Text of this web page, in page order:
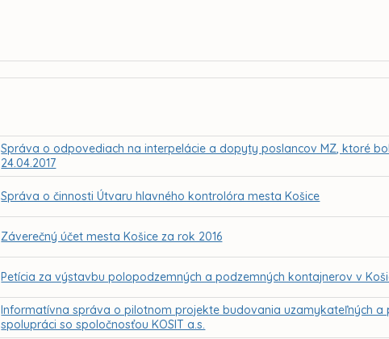
Správa o odpovediach na interpelácie a dopyty poslancov MZ, ktoré
24.04.2017
Správa o činnosti Útvaru hlavného kontrolóra mesta Košice
Záverečný účet mesta Košice za rok 2016
Petícia za výstavbu polopodzemných a podzemných kontajnerov v
Informatívna správa o pilotnom projekte budovania uzamykateľných a
spolupráci so spoločnosťou KOSIT a.s.